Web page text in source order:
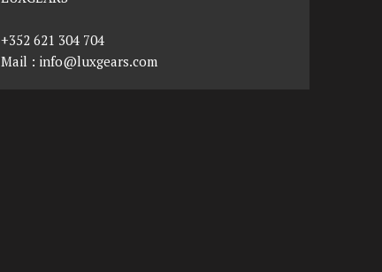
+352 621 304 704
Mail : info@luxgears.com